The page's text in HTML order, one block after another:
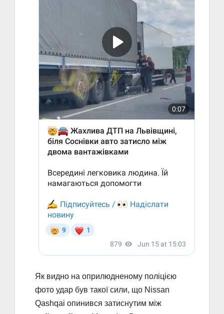
Як видно на оприлюдненому поліцією
фото удар був такої сили, що Nissan
Qashqai опинився затиснутим між